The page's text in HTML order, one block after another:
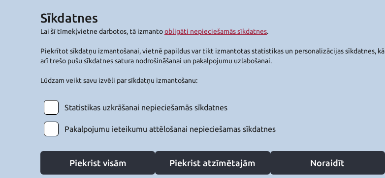
Sīkdatnes
Lai šī tīmekļvietne darbotos, tā izmantoobligāti nepieciešamās sīkdatnes.
Piekrītot sīkdatņu izmantošanai, vietnē papildus var tikt izmantotas statistikas un personalizācijas sīkdatnes, kā
arī trešo pušu sīkdatnes satura nodrošināšanai un pakalpojumu uzlabošanai.
Lūdzam veikt savu izvēli par sīkdatņu izmantošanu:
Statistikas uzkrāšanai nepieciešamās sīkdatnes
Pakalpojumu ieteikumu attēlošanai nepieciešamas sīkdatnes
Piekrist visām Piekrist atzīmētajām Noraidīt